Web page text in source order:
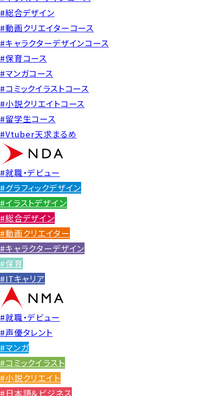
#総合デザイン
#動画クリエイターコース
#キャラクターデザインコース
#保育コース
#マンガコース
#コミックイラストコース
#小説クリエイトコース
#留学生コース
#Vtuber天求まるめ
#就職・デビュー
#グラフィックデザイン
#イラストデザイン
#総合デザイン
#動画クリエイター
#キャラクターデザイン
#保育
#ITキャリア
#就職・デビュー
#声優タレント
#マンガ
#コミックイラスト
#小説クリエイト
#日本語＆ビジネス